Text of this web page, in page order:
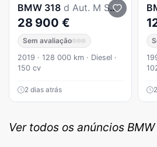
BMW 318 d Aut. M Sport
28 900 €
Sem avaliação
2019 · 128 000 km · Diesel ·
150 cv
2 dias atrás
Ver todos os anúncios BMW